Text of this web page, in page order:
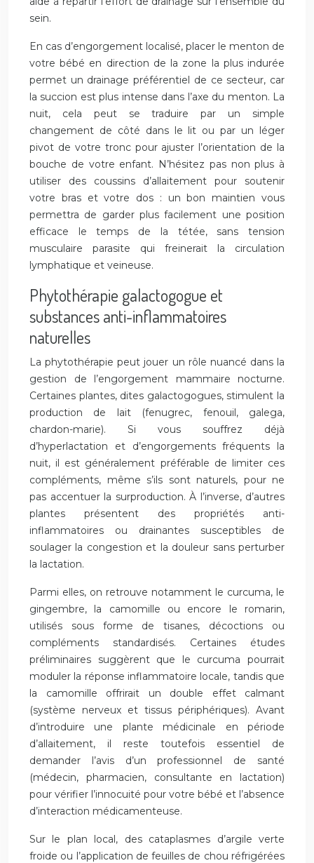
sein.
En cas d’engorgement localisé, placer le menton de
votre bébé en direction de la zone la plus indurée
permet un drainage préférentiel de ce secteur, car
la succion est plus intense dans l’axe du menton. La
nuit, cela peut se traduire par un simple
changement de côté dans le lit ou par un léger
pivot de votre tronc pour ajuster l’orientation de la
bouche de votre enfant. N’hésitez pas non plus à
utiliser des coussins d’allaitement pour soutenir
votre bras et votre dos : un bon maintien vous
permettra de garder plus facilement une position
efficace le temps de la tétée, sans tension
musculaire parasite qui freinerait la circulation
lymphatique et veineuse.
Phytothérapie galactogogue et
substances anti-inflammatoires
naturelles
La phytothérapie peut jouer un rôle nuancé dans la
gestion de l’engorgement mammaire nocturne.
Certaines plantes, dites galactogogues, stimulent la
production de lait (fenugrec, fenouil, galega,
chardon-marie). Si vous souffrez déjà
d’hyperlactation et d’engorgements fréquents la
nuit, il est généralement préférable de limiter ces
compléments, même s’ils sont naturels, pour ne
pas accentuer la surproduction. À l’inverse, d’autres
plantes présentent des propriétés anti-
inflammatoires ou drainantes susceptibles de
soulager la congestion et la douleur sans perturber
la lactation.
Parmi elles, on retrouve notamment le curcuma, le
gingembre, la camomille ou encore le romarin,
utilisés sous forme de tisanes, décoctions ou
compléments standardisés. Certaines études
préliminaires suggèrent que le curcuma pourrait
moduler la réponse inflammatoire locale, tandis que
la camomille offrirait un double effet calmant
(système nerveux et tissus périphériques). Avant
d’introduire une plante médicinale en période
d’allaitement, il reste toutefois essentiel de
demander l’avis d’un professionnel de santé
(médecin, pharmacien, consultante en lactation)
pour vérifier l’innocuité pour votre bébé et l’absence
d’interaction médicamenteuse.
Sur le plan local, des cataplasmes d’argile verte
froide ou l’application de feuilles de chou réfrigérées